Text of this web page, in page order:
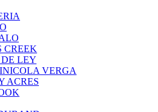
CREEK
LEY
VERGA
ACRES